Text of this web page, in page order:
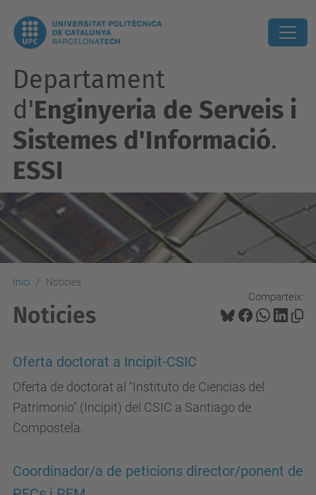
Departament
d'Enginyeria de Serveis i
Sistemes d'Informació.
ESSI
Inici Noticies
Comparteix:
Noticies
Oferta doctorat a Incipit-CSIC
Oferta de doctorat al "Instituto de Ciencias del
Patrimonio" (Incipit) del CSIC a Santiago de
Compostela.
Coordinador/a de peticions director/ponent de